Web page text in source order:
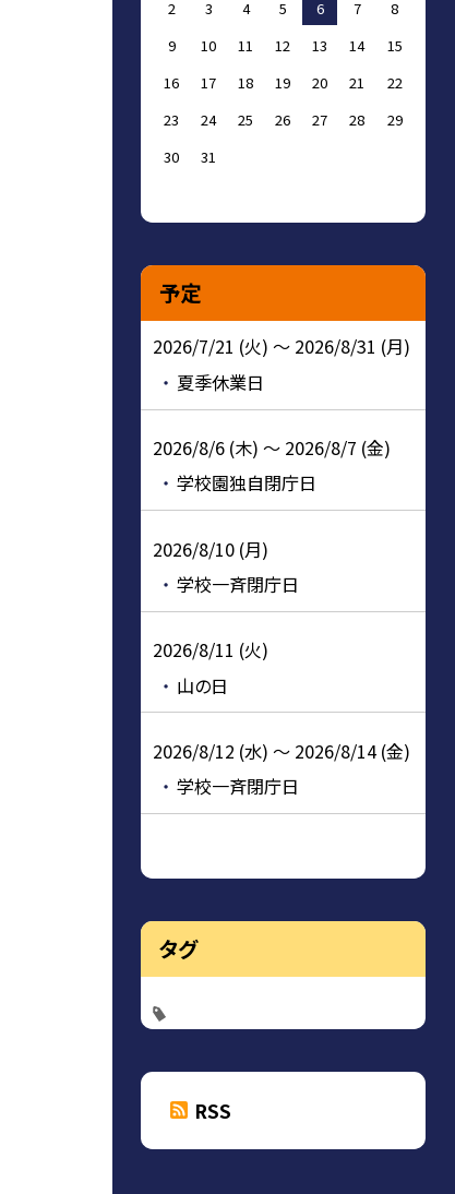
2
3 4 5 6 7
8
9
10 11 12 13 14
15
16
17 18 19 20 21
22
23
24 25 26 27 28
29
30
31
予定
2026/7/21 (火) ～ 2026/8/31 (月)
夏季休業日
2026/8/6 (木) ～ 2026/8/7 (金)
学校園独自閉庁日
2026/8/10 (月)
学校一斉閉庁日
2026/8/11 (火)
山の日
2026/8/12 (水) ～ 2026/8/14 (金)
学校一斉閉庁日
タグ
RSS